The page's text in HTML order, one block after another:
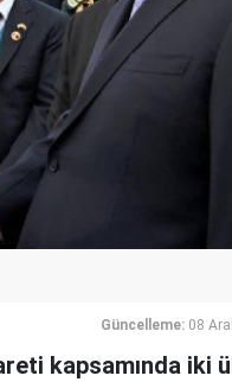
Güncelleme: 08
kapsamında iki